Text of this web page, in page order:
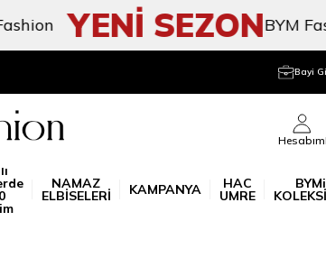
YENİ SEZONBYM
Bayi
Hesabım
NAMAZ
ELBİSELERİ KAMPANYA HAC
UMRE